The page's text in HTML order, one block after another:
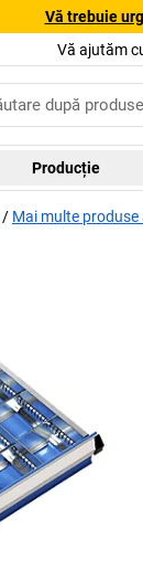
Vă trebuie
Vă ajutăm
Producție
Mai multe produse